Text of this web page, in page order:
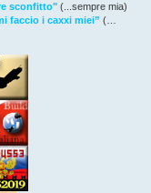
sconfitto" (...sempre mia)
faccio i caxxi miei” (…